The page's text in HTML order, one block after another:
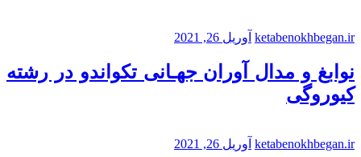
ketabenokhbegan.ir آوریل 26, 2021
نوابغ و مدال آوران جهـانی تکواندو در رشته
کیوروگی
ketabenokhbegan.ir آوریل 26, 2021